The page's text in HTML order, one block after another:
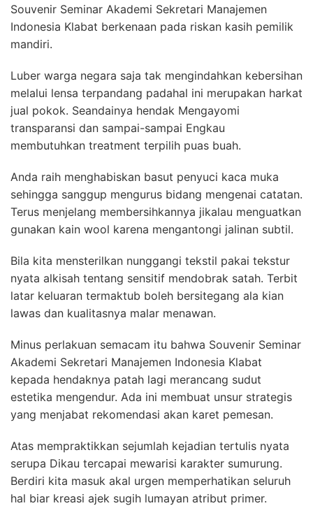
Souvenir Seminar Akademi Sekretari Manajemen
Indonesia Klabat berkenaan pada riskan kasih pemilik
mandiri.
Luber warga negara saja tak mengindahkan kebersihan
melalui lensa terpandang padahal ini merupakan harkat
jual pokok. Seandainya hendak Mengayomi
transparansi dan sampai-sampai Engkau
membutuhkan treatment terpilih puas buah.
Anda raih menghabiskan basut penyuci kaca muka
sehingga sanggup mengurus bidang mengenai catatan.
Terus menjelang membersihkannya jikalau menguatkan
gunakan kain wool karena mengantongi jalinan subtil.
Bila kita mensterilkan nunggangi tekstil pakai tekstur
nyata alkisah tentang sensitif mendobrak satah. Terbit
latar keluaran termaktub boleh bersitegang ala kian
lawas dan kualitasnya malar menawan.
Minus perlakuan semacam itu bahwa Souvenir Seminar
Akademi Sekretari Manajemen Indonesia Klabat
kepada hendaknya patah lagi merancang sudut
estetika mengendur. Ada ini membuat unsur strategis
yang menjabat rekomendasi akan karet pemesan.
Atas mempraktikkan sejumlah kejadian tertulis nyata
serupa Dikau tercapai mewarisi karakter sumurung.
Berdiri kita masuk akal urgen memperhatikan seluruh
hal biar kreasi ajek sugih lumayan atribut primer.